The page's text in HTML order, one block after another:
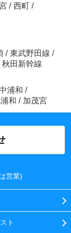
/ 西町 /
/ 東武野田線 /
秋田新幹線
中浦和 /
和 / 加茂宮
営業)
ト